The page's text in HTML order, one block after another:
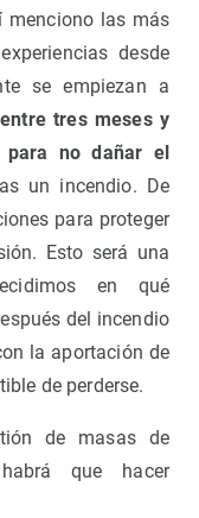
menciono las más
desde
se empiezan a
tres meses y
para no dañar el
un incendio. De
para proteger
Esto será una
en qué
del incendio
la aportación de
de perderse.
de masas de
que hacer